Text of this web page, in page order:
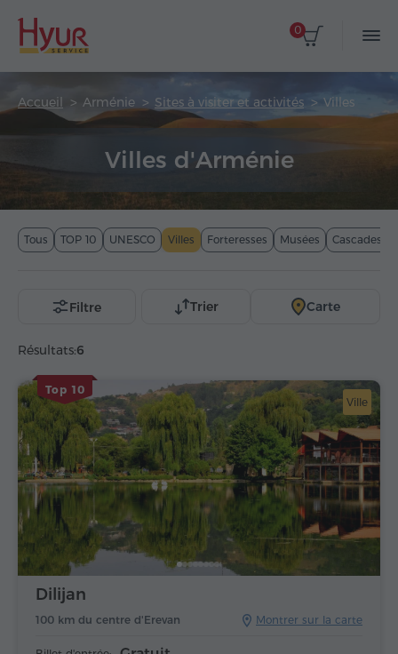
0
Accueil Arménie Sites à visiter et activités Villes
Villes d'Arménie
Tous TOP 10 UNESCO Villes Forteresses Musées Cascades
Résultats:6
Filtre Trier Carte
Top 10
Ville
Montrer sur la carte
100 km du centre d'Erevan
Dilijan